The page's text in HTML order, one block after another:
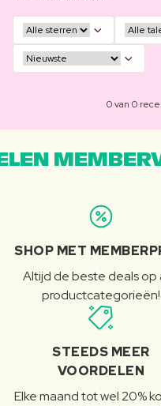
0 van 0
SHOP MET
Altijd de beste deals op
productcategorieën!
STEEDS MEER
VOORDELEN
Elke maand tot wel 20%